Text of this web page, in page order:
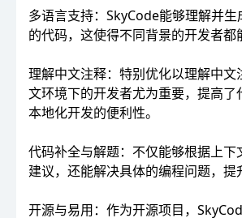
多语言支持：SkyCode能够理解并
的代码，这使得不同背景的开发者都
理解中文注释：特别优化以理解中文
文环境下的开发者尤为重要，提高了
本地化开发的便利性。
代码补全与解题：不仅能够根据上下
建议，还能解决具体的编程问题，提
开源与易用：作为开源项目，